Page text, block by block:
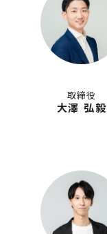
取締役
大澤 弘毅